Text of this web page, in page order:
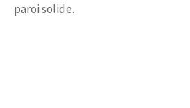
paroi solide.